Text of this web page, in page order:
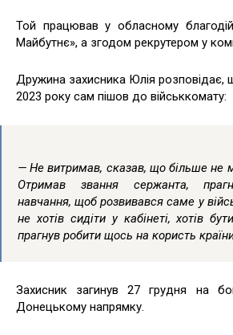
Той працював у обласному
Майбутнє», а згодом рекрутером у
Дружина захисника Юлія розповідає,
2023 року сам пішов до військкомату:
— Не витримав, сказав, що більше не
Отримав звання сержанта,
навчання, щоб розвивався саме у
не хотів сидіти у кабінеті, хотів
прагнув робити щось на користь
Захисник загинув 27 грудня на
Донецькому напрямку.